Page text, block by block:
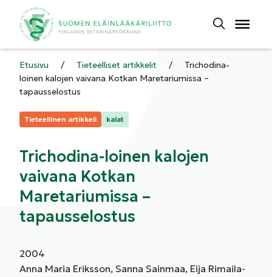
Etusivu / Tieteelliset artikkelit /
Trichodina-
loinen kalojen vaivana Kotkan Maretariumissa –
tapausselostus
Kategoriat:
Tieteellinen artikkeli kalat
Trichodina-loinen kalojen
vaivana Kotkan
Maretariumissa –
tapausselostus
2004
Anna Maria Eriksson, Sanna Sainmaa, Eija Rimaila-